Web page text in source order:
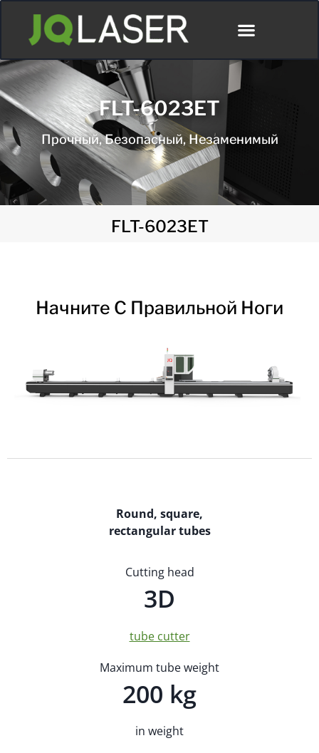
FLT-6023ET
Прочный, Безопасный, Незаменимый
FLT-6023ET
Начните С Правильной Ноги
Round, square,
rectangular tubes
Cutting head
3D
tube cutter
Maximum tube weight
200 kg
in weight